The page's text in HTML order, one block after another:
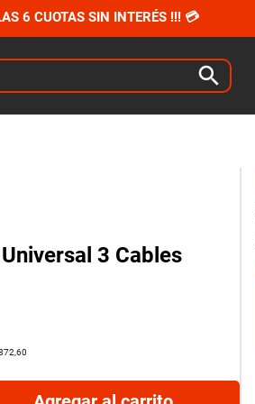
6 CUOTAS SIN INTERÉS !!! 💳
3 Cables
60